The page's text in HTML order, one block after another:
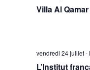
Villa Al
vendredi 24 juillet-
L’Institut